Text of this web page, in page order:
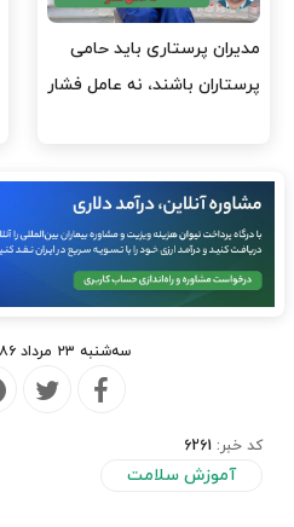
وقت وزیر بهداشت باید صرف
افتتاح پروژه‌ها شود؟
سه‌شنبه ۲۳ مرداد ۱۳۸۶ - ۰۰:۰۰
کد خبر: 6261
آموزش سلامت